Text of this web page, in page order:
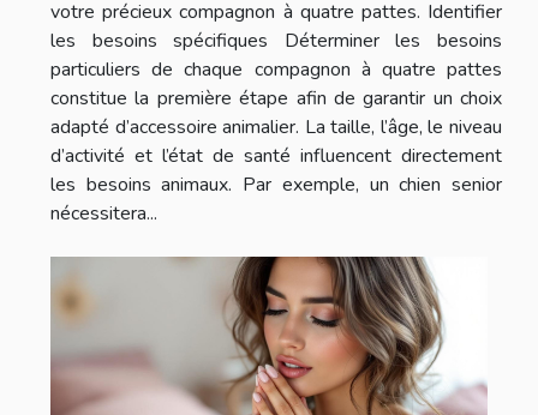
votre précieux compagnon à quatre pattes. Identifier
les besoins spécifiques Déterminer les besoins
particuliers de chaque compagnon à quatre pattes
constitue la première étape afin de garantir un choix
adapté d’accessoire animalier. La taille, l’âge, le niveau
d’activité et l’état de santé influencent directement
les besoins animaux. Par exemple, un chien senior
nécessitera...